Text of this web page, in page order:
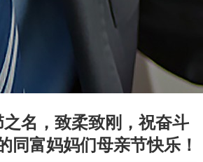
之名，致柔致刚，祝奋斗
同富妈妈们母亲节快乐！